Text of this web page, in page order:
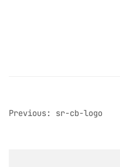
post
Previous: sr-cb-logo